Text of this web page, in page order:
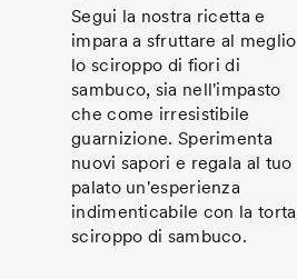
Segui la nostra ricetta e
impara a sfruttare al meglio
lo sciroppo di fiori di
sambuco, sia nell'impasto
che come irresistibile
guarnizione. Sperimenta
nuovi sapori e regala al tuo
palato un'esperienza
indimenticabile con la torta
sciroppo di sambuco.